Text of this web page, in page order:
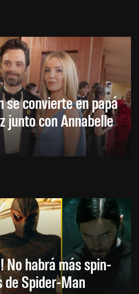
se convierte en papá
junto con Annabelle
No habrá más spin-
de Spider-Man